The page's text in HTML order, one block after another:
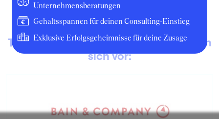
Top-Unternehmensberatungen stellen
sich vor:
Unternehmensberatungen
Gehaltsspannen für deinen Consulting-Einstieg
Exklusive Erfolgsgeheimnisse für deine Zusage